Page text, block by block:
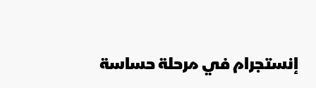
إنستجرام في مرحلة حساسة